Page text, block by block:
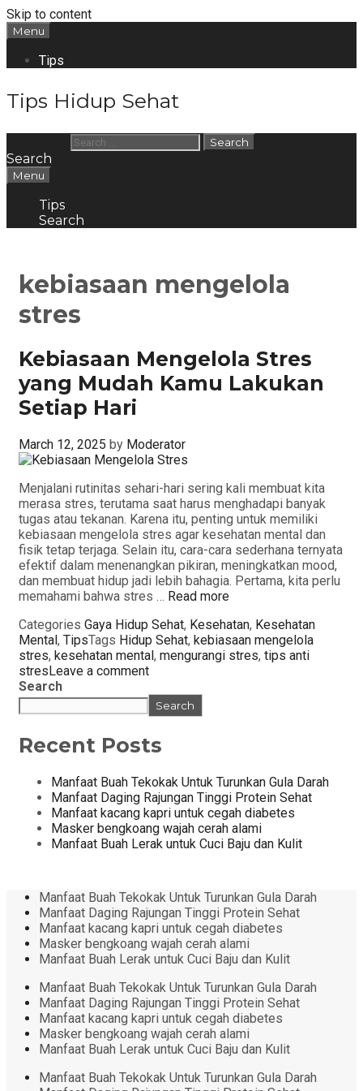
Skip to content
Menu
Tips
Tips Hidup Sehat
Search
Menu
Tips
Search
kebiasaan mengelola
stres
Kebiasaan Mengelola Stres
yang Mudah Kamu Lakukan
Setiap Hari
March 12, 2025 by Moderator
Menjalani rutinitas sehari-hari sering kali membuat kita
merasa stres, terutama saat harus menghadapi banyak
tugas atau tekanan. Karena itu, penting untuk memiliki
kebiasaan mengelola stres agar kesehatan mental dan
fisik tetap terjaga. Selain itu, cara-cara sederhana ternyata
efektif dalam menenangkan pikiran, meningkatkan mood,
dan membuat hidup jadi lebih bahagia. Pertama, kita perlu
memahami bahwa stres … Read more
Categories Gaya Hidup Sehat, Kesehatan, Kesehatan
Mental, TipsTags Hidup Sehat, kebiasaan mengelola
stres, kesehatan mental, mengurangi stres, tips anti
stresLeave a comment
Search
Search
Recent Posts
Manfaat Buah Tekokak Untuk Turunkan Gula Darah
Manfaat Daging Rajungan Tinggi Protein Sehat
Manfaat kacang kapri untuk cegah diabetes
Masker bengkoang wajah cerah alami
Manfaat Buah Lerak untuk Cuci Baju dan Kulit
Manfaat Buah Tekokak Untuk Turunkan Gula Darah
Manfaat Daging Rajungan Tinggi Protein Sehat
Manfaat kacang kapri untuk cegah diabetes
Masker bengkoang wajah cerah alami
Manfaat Buah Lerak untuk Cuci Baju dan Kulit
Manfaat Buah Tekokak Untuk Turunkan Gula Darah
Manfaat Daging Rajungan Tinggi Protein Sehat
Manfaat kacang kapri untuk cegah diabetes
Masker bengkoang wajah cerah alami
Manfaat Buah Lerak untuk Cuci Baju dan Kulit
Manfaat Buah Tekokak Untuk Turunkan Gula Darah